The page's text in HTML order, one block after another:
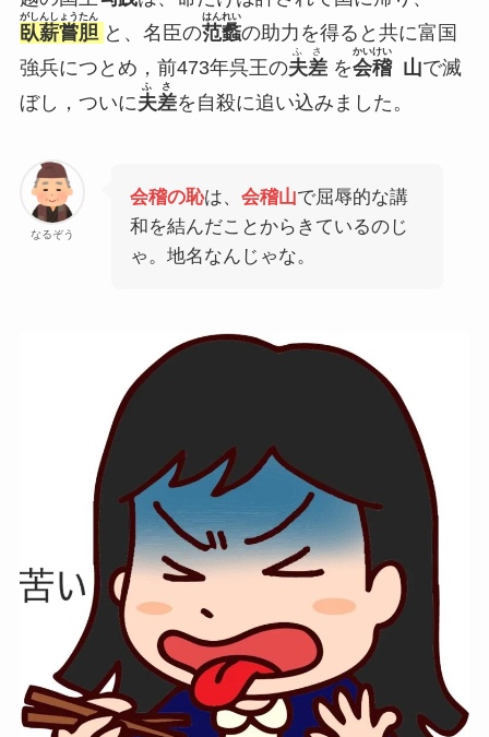
臥薪嘗胆
がしんしょうたん
と、名臣の范
はん
蠡
れい
の助力を得ると共に富国
強兵につとめ，前473年呉王の夫差
ふさ
を会稽
かいけい
山で滅
ぼし，ついに夫差
ふさ
を自殺に追い込みました。
なるぞう
会稽の恥は、 会稽山で屈辱的な講
和を結んだことからきているのじ
ゃ。地名なんじゃな。